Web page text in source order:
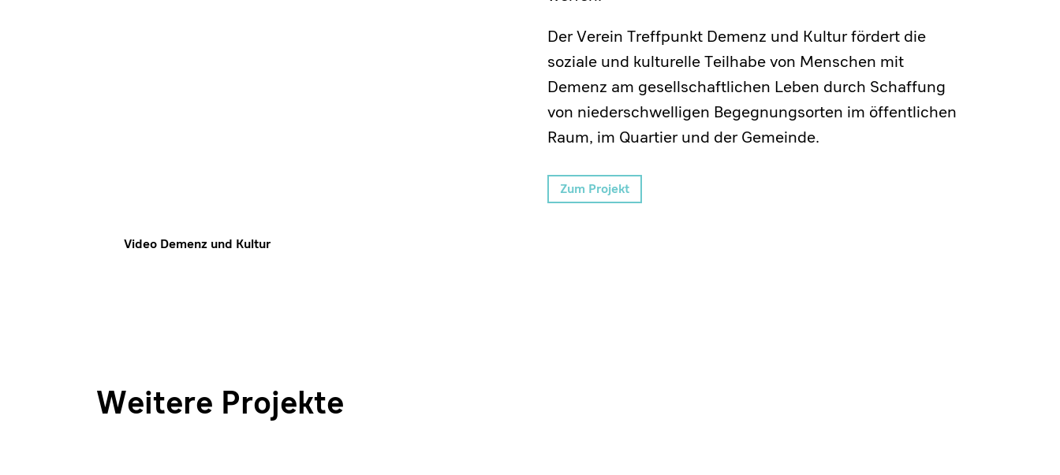
Der Verein Treffpunkt Demenz und Kultur fördert die
soziale und kulturelle Teilhabe von Menschen mit
Demenz am gesellschaftlichen Leben durch Schaffung
von niederschwelligen Begegnungsorten im öffentlichen
Raum, im Quartier und der Gemeinde.
Zum Projekt
Video Demenz und Kultur
Weitere Projekte